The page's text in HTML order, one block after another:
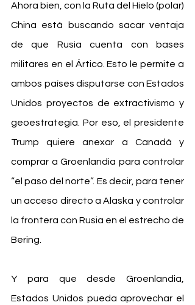
Ahora bien, con la Ruta del Hielo (polar)
China está buscando sacar ventaja
de que Rusia cuenta con bases
militares en el Ártico. Esto le permite a
ambos países disputarse con Estados
Unidos proyectos de extractivismo y
geoestrategia. Por eso, el presidente
Trump quiere anexar a Canadá y
comprar a Groenlandia para controlar
“el paso del norte”. Es decir, para tener
un acceso directo a Alaska y controlar
la frontera con Rusia en el estrecho de
Bering.
Y para que desde Groenlandia,
Estados Unidos pueda aprovechar el